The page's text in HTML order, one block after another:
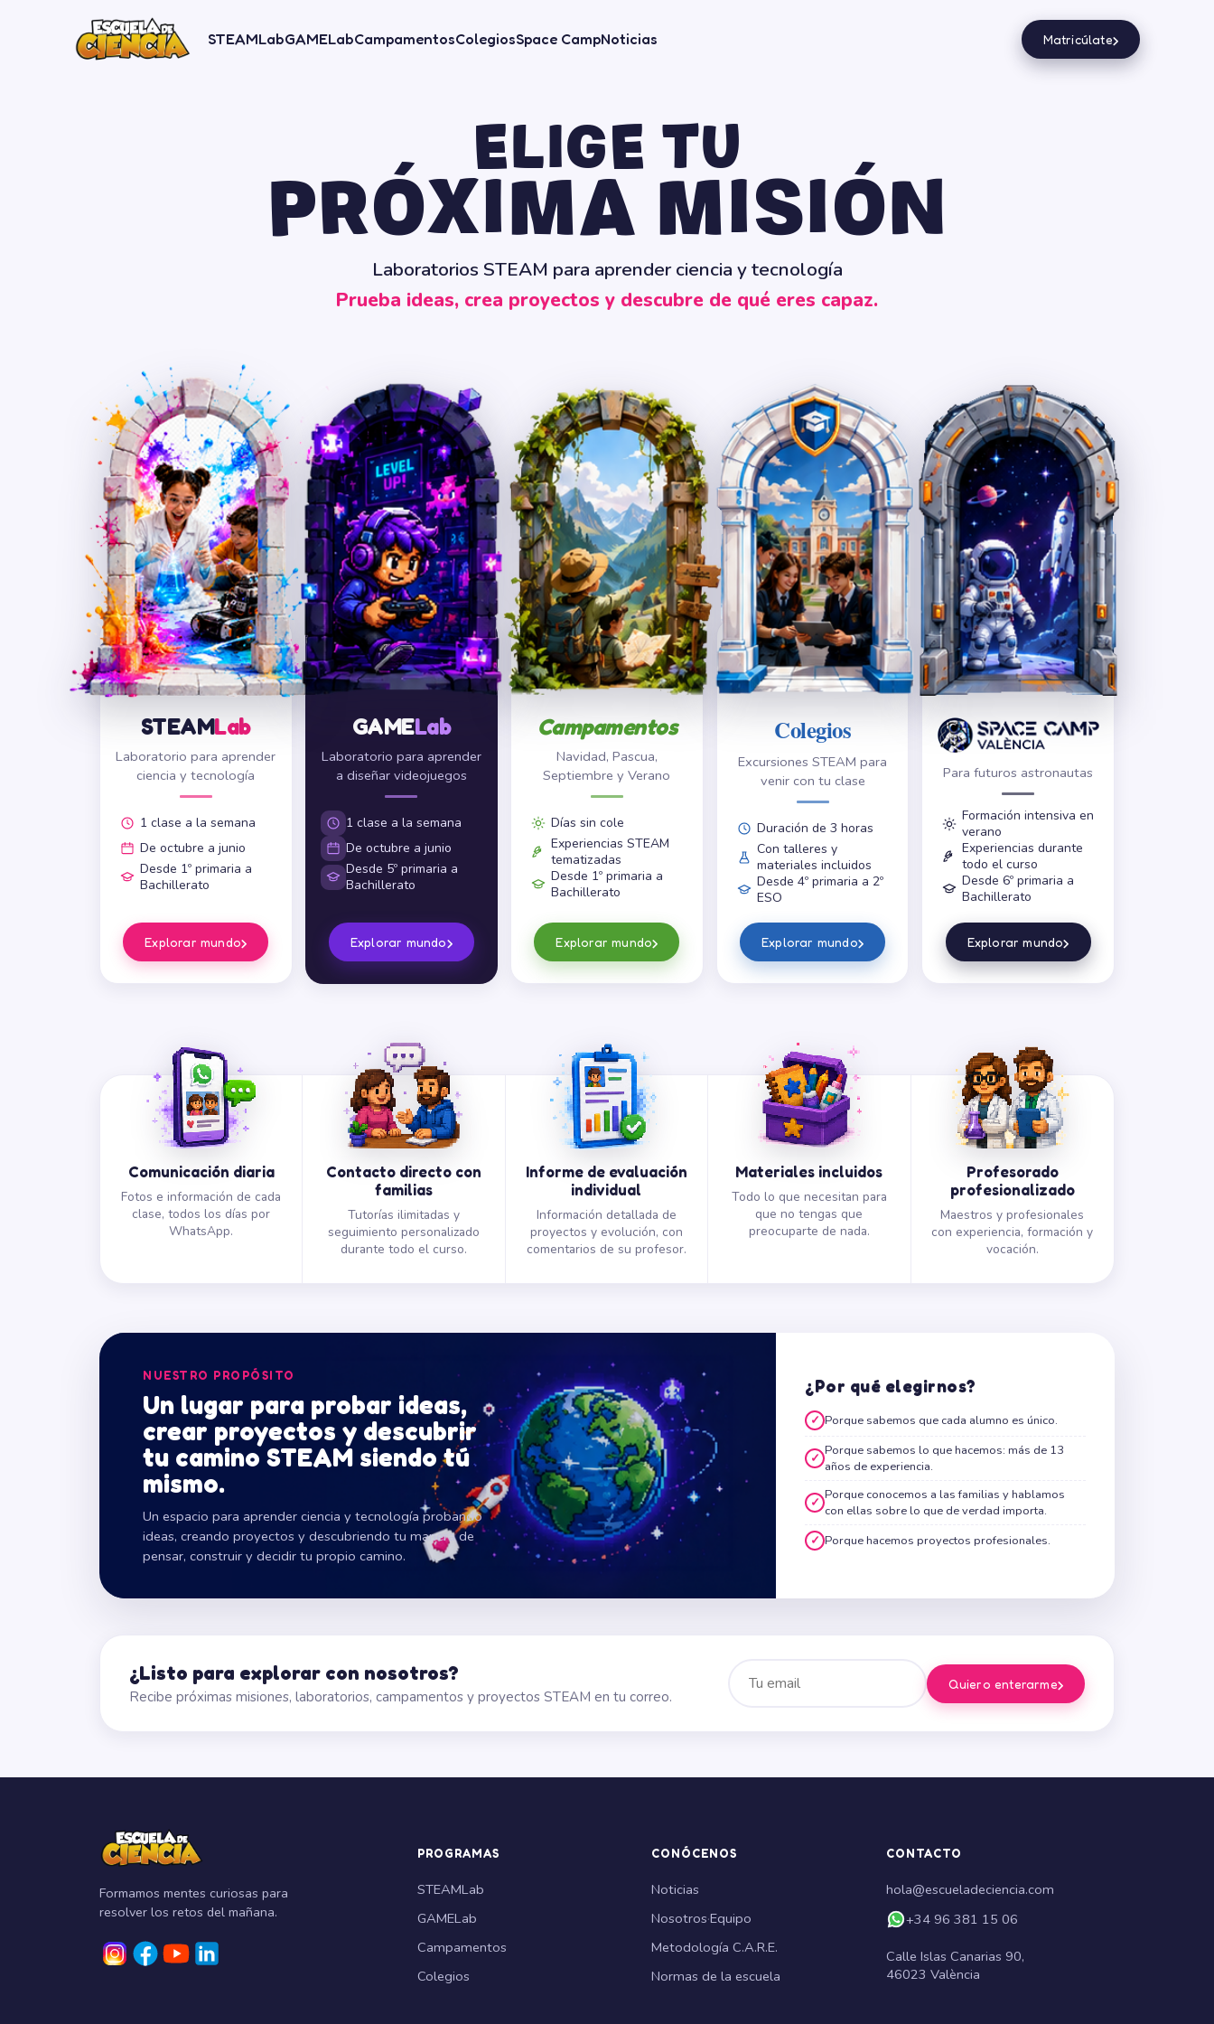
STEAMLabGAMELabCampamentosColegiosSpace CampNoticias Matricúlate›
ELIGE TU
PRÓXIMA MISIÓN
Laboratorios STEAM para aprender ciencia y tecnología
Prueba ideas, crea proyectos y descubre de qué eres capaz.
STEAMLab
Laboratorio para aprender
ciencia y tecnología
1 clase a la semana
De octubre a junio
Desde 1º primaria a
Bachillerato
Explorar mundo›
GAMELab
Laboratorio para aprender
a diseñar videojuegos
1 clase a la semana
De octubre a junio
Desde 5º primaria a
Bachillerato
Explorar mundo›
Campamentos
Navidad, Pascua,
Septiembre y Verano
Días sin cole
Experiencias STEAM
tematizadas
Desde 1º primaria a
Bachillerato
Explorar mundo›
Colegios
Excursiones STEAM para
venir con tu clase
Duración de 3 horas
Con talleres y
materiales incluidos
Desde 4º primaria a 2º
ESO
Explorar mundo›
Para futuros astronautas
Formación intensiva en
verano
Experiencias durante
todo el curso
Desde 6º primaria a
Bachillerato
Explorar mundo›
Comunicación diaria
Fotos e información de cada
clase, todos los días por
WhatsApp.
Contacto directo con
familias
Tutorías ilimitadas y
seguimiento personalizado
durante todo el curso.
Informe de evaluación
individual
Información detallada de
proyectos y evolución, con
comentarios de su profesor.
Materiales incluidos
Todo lo que necesitan para
que no tengas que
preocuparte de nada.
Profesorado
profesionalizado
Maestros y profesionales
con experiencia, formación y
vocación.
NUESTRO PROPÓSITO
Un lugar para probar ideas,
crear proyectos y descubrir
tu camino STEAM siendo tú
mismo.
Un espacio para aprender ciencia y tecnología probando
ideas, creando proyectos y descubriendo tu manera de
pensar, construir y decidir tu propio camino.
¿Por qué elegirnos?
✓ Porque sabemos que cada alumno es único.
✓ Porque sabemos lo que hacemos: más de 13
años de experiencia.
✓ Porque conocemos a las familias y hablamos
con ellas sobre lo que de verdad importa.
✓ Porque hacemos proyectos profesionales.
¿Listo para explorar con nosotros?
Recibe próximas misiones, laboratorios, campamentos y proyectos STEAM en tu correo.
Quiero enterarme›
Formamos mentes curiosas para
resolver los retos del mañana.
PROGRAMAS
STEAMLab
GAMELab
Campamentos
Colegios
CONÓCENOS
Noticias
Nosotros·Equipo
Metodología C.A.R.E.
Normas de la escuela
CONTACTO
hola@escueladeciencia.com
+34 96 381 15 06
Calle Islas Canarias 90,
46023 València